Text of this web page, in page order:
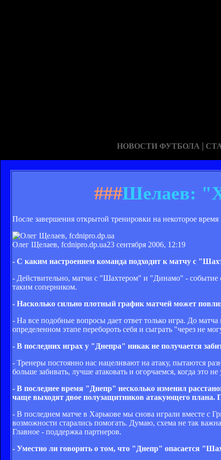
НОВОСТИ ФУТБОЛА |
###Шелаев:
После завершения открытой тренировки на некоторое
Олег Щелаев, fcdnipro.dp.ua23 сентября 2006, 12:19
- С каким настроением команда подходит к матчу с
- Действительно, матчи с "Шахтером" и "Динамо" - событие
таким соперником.
- Насколько сильно плотный график матчей может
- На все подобные вопросы дает ответ только игра. До
определенном этапе перебороть себя и сыграть "через не
- В последних играх у "Днепра" никак не получается
- Тренеры постоянно нас нацеливают на атаку, пытаются
больше забивать, лучше атаковать и огорчаемся, когда это
- В последнее время "Днепр" несколько изменил
чаще выходят двое полузащитников атакующего плана.
- В последнем матче в Харькове мы снова играли вместе с
возможности старались помогать. Думаю, схема не так
Главное - поддержка партнеров.
- Уместно ли говорить о том, что "Днепр" опасается